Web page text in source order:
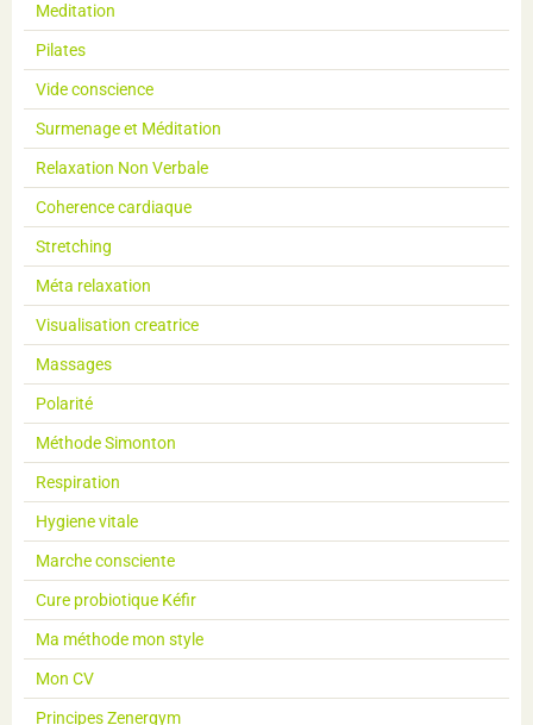
Meditation
Pilates
Vide conscience
Surmenage et Méditation
Relaxation Non Verbale
Coherence cardiaque
Stretching
Méta relaxation
Visualisation creatrice
Massages
Polarité
Méthode Simonton
Respiration
Hygiene vitale
Marche consciente
Cure probiotique Kéfir
Ma méthode mon style
Mon CV
Principes Zenergym